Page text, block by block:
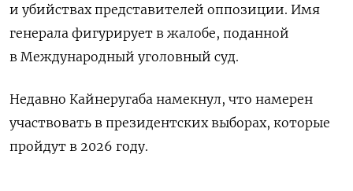
и убийствах представителей оппозиции. Имя
генерала фигурирует в жалобе, поданной
в Международный уголовный суд.
Недавно Кайнеругаба намекнул, что намерен
участвовать в президентских выборах, которые
пройдут в 2026 году.